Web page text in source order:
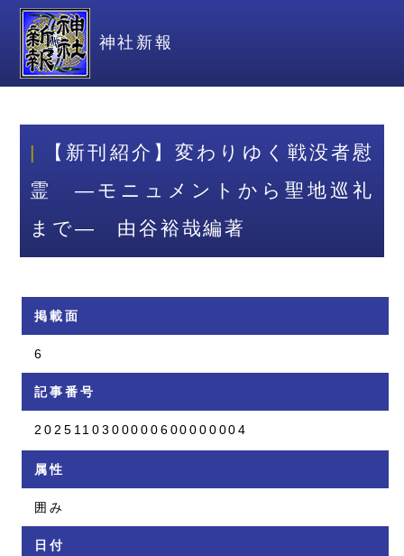
神社新報
【新刊紹介】変わりゆく戦没者慰
霊 ―モニュメントから聖地巡礼
まで― 由谷裕哉編著
掲載面
6
記事番号
2025110300000600000004
属性
囲み
日付